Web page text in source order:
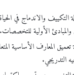
التكييف والاندماج في
الأولية للتخصصات.
تعميق المعارف الأساسية
التدريجي.